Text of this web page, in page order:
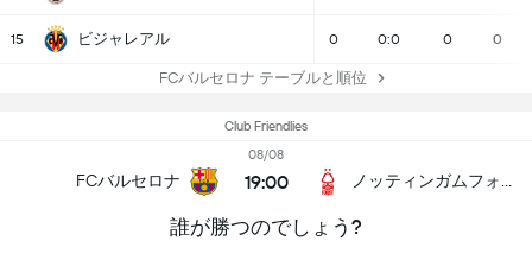
15 ビジャレアル 0 0:0 0 0
FCバルセロナ テーブルと順位
Club Friendlies
FCバルセロナ
08/08
19:00
誰が勝つのでしょう?